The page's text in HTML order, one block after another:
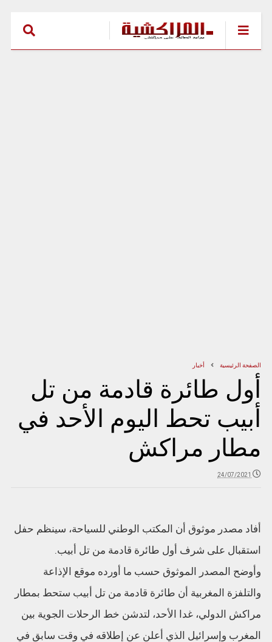
الصفحة الرئيسية أخبار
أول طائرة قادمة من تل
أبيب تحط اليوم الأحد في
مطار مراكش
24/07/2021
أفاد مصدر موثوق أن المكتب الوطني للسياحة، سينظم حفل
استقبال على شرف أول طائرة قادمة من تل أبيب.
وأوضح المصدر الموثوق حسب ما أورده موقع الإذاعة
والتلفزة المغربية أن طائرة قادمة من تل أبيب ستحط بمطار
مراكش الدولي، غدا الأحد، لتدشن خط الرحلات الجوية بين
المغرب وإسرائيل الذي أعلن عن إطلاقه في وقت سابق في